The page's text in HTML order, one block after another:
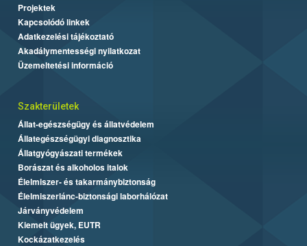
Projektek
Kapcsolódó linkek
Adatkezelési tájékoztató
Akadálymentességi nyilatkozat
Üzemeltetési információ
Szakterületek
Állat-egészségügy és állatvédelem
Állategészségügyi diagnosztika
Állatgyógyászati termékek
Borászat és alkoholos italok
Élelmiszer- és takarmánybiztonság
Élelmiszerlánc-biztonsági laborhálózat
Járványvédelem
Kiemelt ügyek, EUTR
Kockázatkezelés